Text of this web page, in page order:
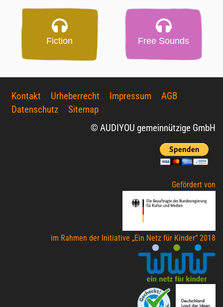
Fiction Free Sounds
Kontakt Urheberrecht Impressum
AGB
Datenschutz
Sitemap
© AUDIYOU gemeinnützige GmbH
Gefördert von
im Rahmen der Initiative „Ein Netz für Kinder“ 2018